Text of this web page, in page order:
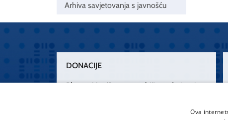
Arhiva savjetovanja s javnošću
DONACIJE
Plemenitim činom nesebičnog darivanja
„Zarazimo“ se dobrotom, donirajmo od
Ova